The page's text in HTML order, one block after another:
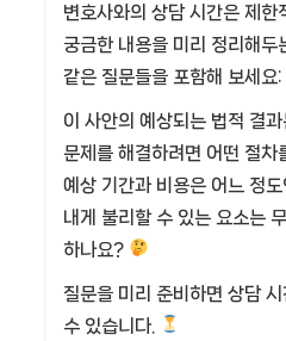
변호사와의 상담 시간은 제한
궁금한 내용을 미리 정리해두
같은 질문들을 포함해 보세요:
이 사안의 예상되는 법적 결
문제를 해결하려면 어떤 절차
예상 기간과 비용은 어느 정
내게 불리할 수 있는 요소는
하나요?
질문을 미리 준비하면 상담
수 있습니다.